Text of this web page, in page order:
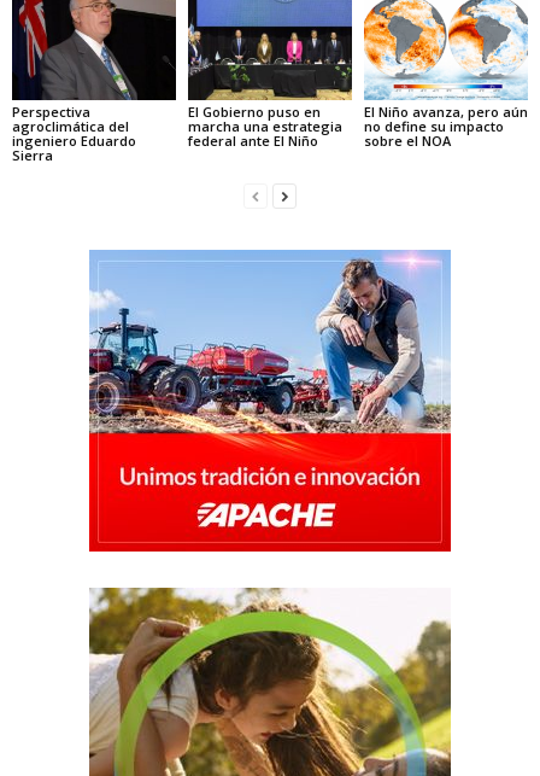
Perspectiva
agroclimática del
ingeniero Eduardo
Sierra
El Gobierno puso en
marcha una estrategia
federal ante El Niño
El Niño avanza, pero aún
no define su impacto
sobre el NOA